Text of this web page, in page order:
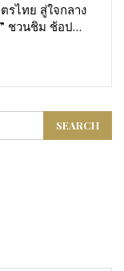
รไทย สู่ใจกลาง
ชวนชิม ช้อป…